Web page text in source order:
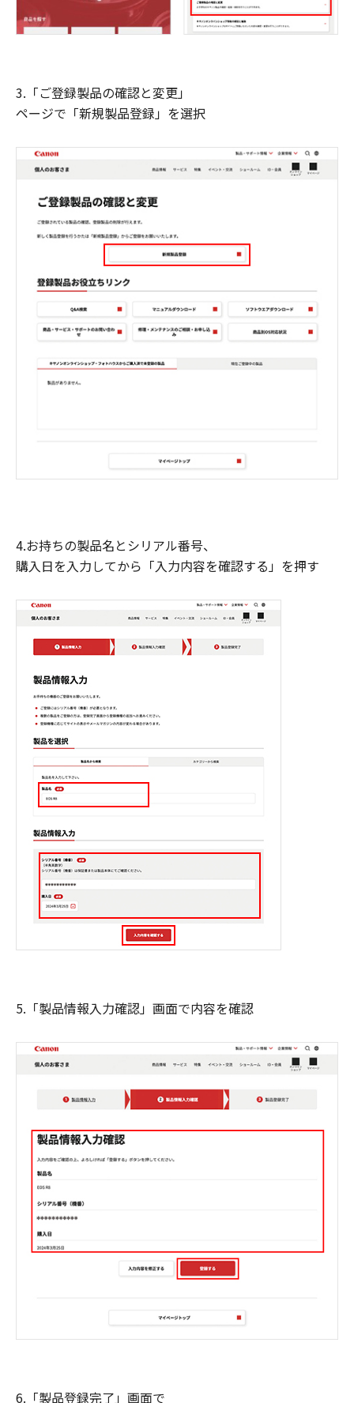
3.「ご登録製品の確認と変更」
ページで「新規製品登録」を選択
4.お持ちの製品名とシリアル番号、
購入日を入力してから「入力内容を確認する」を押す
5.「製品情報入力確認」画面で内容を確認
6.「製品登録完了」画面で